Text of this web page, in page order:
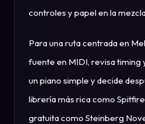
controles y papel en la
Para una ruta centrada en
fuente en MIDI, revisa timing
un piano simple y decide
librería más rica como
gratuita como Steinberg